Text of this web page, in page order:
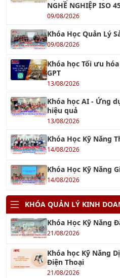
Khóa Học Quản Lý
09/08/2026
Khóa học Tối ưu
GPT
Khóa học AI - Ứng
hiệu quả
Khóa Học Kỹ Năng
14/08/2026
Khóa Học Kỹ Năng
14/08/2026
KHÓA QUẢN LÝ KINH
21/08/2026
Khóa học Kỹ Năng
Điện Thoại
Khóa học Kỹ Năng
21/08/2026